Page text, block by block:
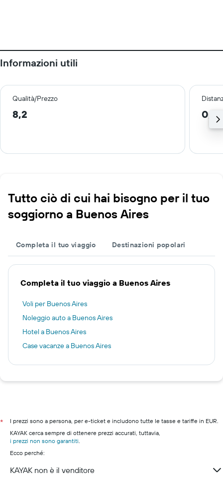
Informazioni utili
Qualità/Prezzo
8,2 0,2
Tutto ciò di cui hai bisogno per il tuo
soggiorno a Buenos Aires
Completa il tuo viaggio Destinazioni popolari
Completa il tuo viaggio a Buenos Aires
Voli per Buenos Aires
Noleggio auto a Buenos Aires
Hotel a Buenos Aires
Case vacanze a Buenos Aires
*
I prezzi sono a persona, per e-ticket e includono tutte le tasse e tariffe in EUR.
KAYAK cerca sempre di ottenere prezzi accurati, tuttavia,
i prezzi non sono garantiti.
Ecco perché:
KAYAK non è il venditore